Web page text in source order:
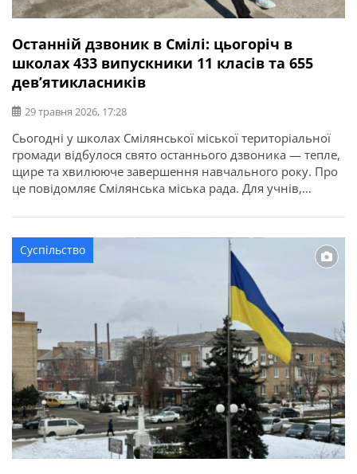
Останній дзвоник в Смілі: цьогоріч в
школах 433 випускники 11 класів та 655
дев’ятикласників
29 травня 2026, 17:28
Сьогодні у школах Смілянської міської територіальної
громади відбулося свято останнього дзвоника — тепле,
щире та хвилююче завершення навчального року. Про
це повідомляє Смілянська міська рада. Для учнів,
підбиття підсумків, нових мрій і сподівань. Урочистості
пройшли у святковій атмосфері: звучали слова
вдячності педагогам, побажання успіхів учням та щирі
Суспільство